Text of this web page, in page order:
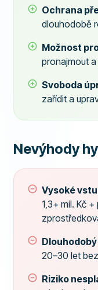
Ochrana
dlouhodobě
Možnost
pronajmout
Svoboda
zařídit a
Nevýhody
Vysoké
1,3+ mil. Kč
20–30 let
Riziko